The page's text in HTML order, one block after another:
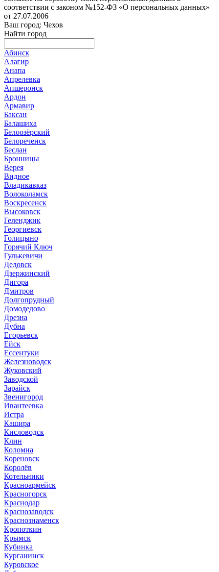
соответствии с законом №152-ФЗ «О персональных данных»
от 27.07.2006
Ваш город: Чехов
Найти город
Абинск
Алагир
Анапа
Апрелевка
Апшеронск
Ардон
Армавир
Баксан
Балашиха
Белоозёрский
Белореченск
Беслан
Бронницы
Верея
Видное
Владикавказ
Волоколамск
Воскресенск
Высоковск
Геленджик
Георгиевск
Голицыно
Горячий Ключ
Гулькевичи
Дедовск
Дзержинский
Дигора
Дмитров
Долгопрудный
Домодедово
Дрезна
Дубна
Егорьевск
Ейск
Ессентуки
Железноводск
Жуковский
Заводской
Зарайск
Звенигород
Ивантеевка
Истра
Кашира
Кисловодск
Клин
Коломна
Кореновск
Королёв
Котельники
Красноармейск
Красногорск
Краснодар
Краснозаводск
Краснознаменск
Кропоткин
Крымск
Кубинка
Курганинск
Куровское